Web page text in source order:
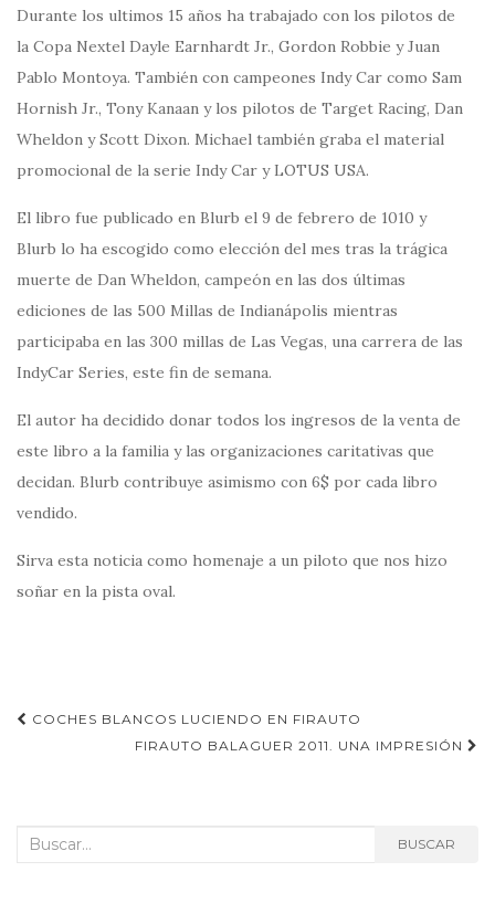
Durante los ultimos 15 años ha trabajado con los pilotos de
la Copa Nextel Dayle Earnhardt Jr., Gordon Robbie y Juan
Pablo Montoya. También con campeones Indy Car como Sam
Hornish Jr., Tony Kanaan y los pilotos de Target Racing, Dan
Wheldon y Scott Dixon. Michael también graba el material
promocional de la serie Indy Car y LOTUS USA.
El libro fue publicado en Blurb el 9 de febrero de 1010 y
Blurb lo ha escogido como elección del mes tras la trágica
muerte de Dan Wheldon, campeón en las dos últimas
ediciones de las 500 Millas de Indianápolis mientras
participaba en las 300 millas de Las Vegas, una carrera de las
IndyCar Series, este fin de semana.
El autor ha decidido donar todos los ingresos de la venta de
este libro a la familia y las organizaciones caritativas que
decidan. Blurb contribuye asimismo con 6$ por cada libro
vendido.
Sirva esta noticia como homenaje a un piloto que nos hizo
soñar en la pista oval.
Navegación
COCHES BLANCOS LUCIENDO EN FIRAUTO
FIRAUTO BALAGUER 2011. UNA IMPRESIÓN
Buscar: BUSCAR